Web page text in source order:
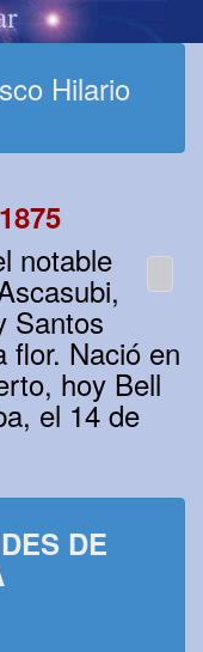
Hilario
notable
Santos
flor. Nació en
hoy Bell
el 14 de
DE